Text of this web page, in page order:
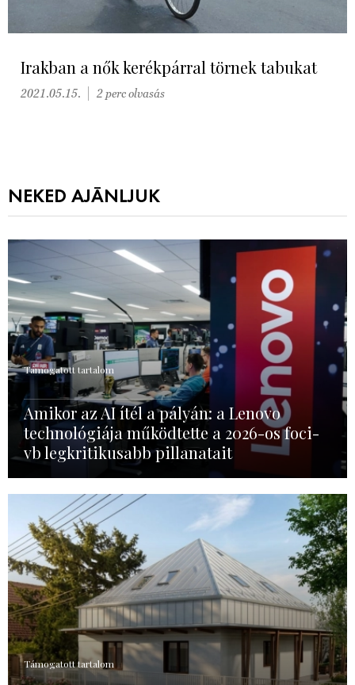
Irakban a nők kerékpárral törnek tabukat
2021.05.15. 2 perc olvasás
NEKED AJÁNLJUK
Támogatott tartalom
Amikor az AI ítél a pályán: a Lenovo
technológiája működtette a 2026-os foci-
vb legkritikusabb pillanatait
Támogatott tartalom